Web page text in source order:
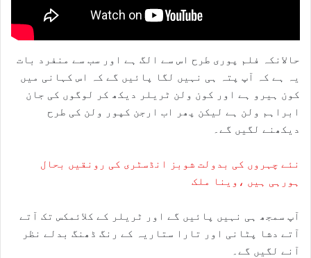
حالانکہ فلم پوری طرح اس سے الگ ہے اور سب سے منفرد بات
یہ ہے کہ آپ پتہ ہی نہیں لگا پائیں گے کہ اس کہانی میں
کون ہیرو ہے اور کون ولن ٹریلر دیکھ کر لوگوں کی جان
ابراہم ولن ہے لیکن پھر اب ارجن کپور ولن کی طرح
دیکھنے لگیں گے۔
نئے چہروں کی بدولت شوبز انڈسٹری کی رونقیں بحال
ہورہی ہیں ،وینا ملک
آپ سمجھ ہی نہیں پائیں گے اور ٹریلر کے کلائمکس تک آتے
آتے دشا پٹانی اور تارا ستاریہ کے رنگ ڈھنگ بدلے نظر
آنے لگیں گے۔